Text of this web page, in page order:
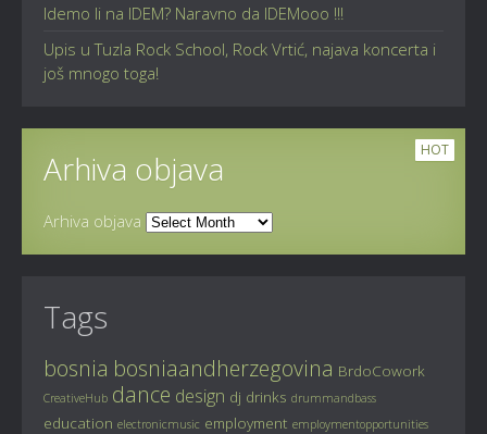
Idemo li na IDEM? Naravno da IDEMooo !!!
Upis u Tuzla Rock School, Rock Vrtić, najava koncerta i
još mnogo toga!
HOT
Arhiva objava
Arhiva objava
Tags
bosnia bosniaandherzegovina BrdoCowork
CreativeHub dance design dj drinks drummandbass
education electronicmusic employment employmentopportunities